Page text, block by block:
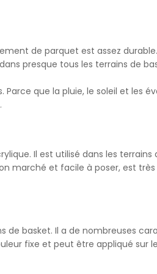
de parquet est assez
presque tous les terrains de
que la pluie, le soleil et les
Il est utilisé dans les terrains
marché et facile à poser, est très
basket. Il a de nombreuses
fixe et peut être appliqué sur
veya
Gizlilik